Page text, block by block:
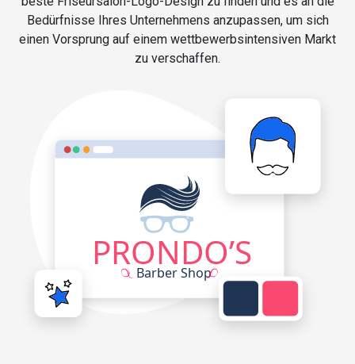
Bedürfnisse Ihres Unternehmens anzupassen, um sich
einen Vorsprung auf einem wettbewerbsintensiven Markt
zu verschaffen.